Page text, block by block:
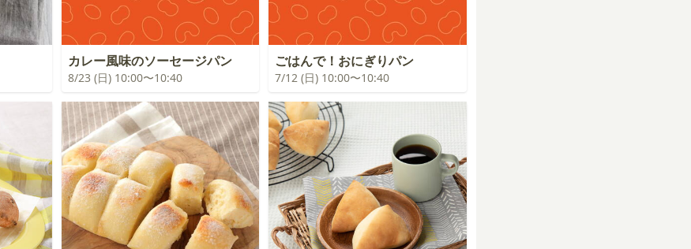
カレー風味のソーセージパン
8/23 (日) 10:00〜10:40
ごはんで！おにぎりパン
7/12 (日) 10:00〜10:40